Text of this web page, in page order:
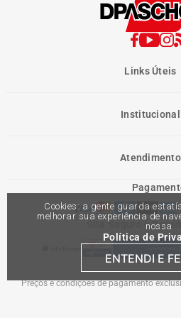
Cookies: a gente guarda
melhorar sua experiência de
nossa
Política de
ENTENDI E
Links Úteis
Institucional
Atendimento
Site Seguro e
Preços e condições de pagamento